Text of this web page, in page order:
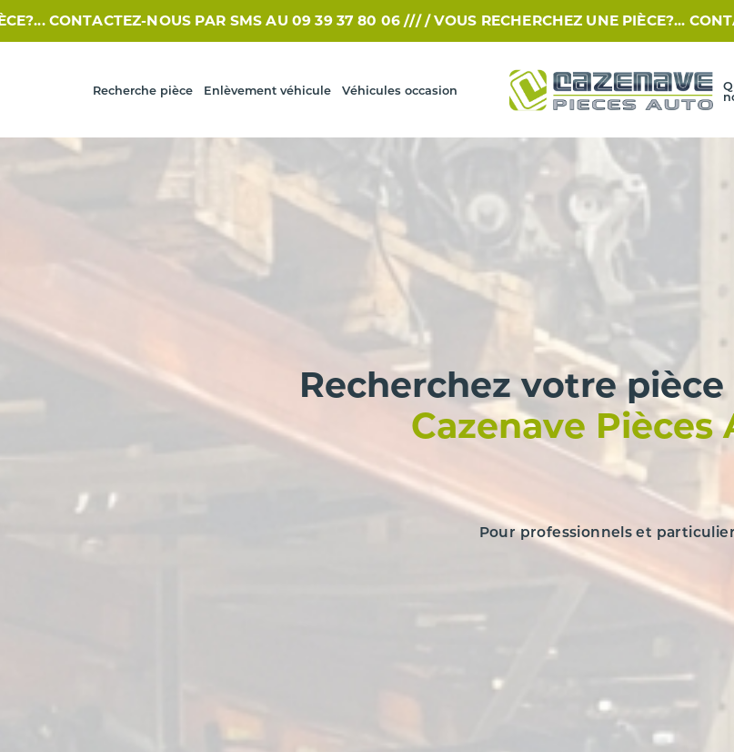
NOUS PAR SMS AU 09 39 37 80 06 /// / VOUS RECHERCHEZ UNE PIÈCE?...
Recherche pièce Enlèvement véhicule Véhicules occasion
Recherchez votre
Cazenave Pièces
Pour professionnels et